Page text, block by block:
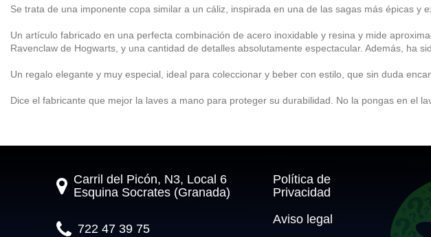
Se trata de una imponente copa similar a un cáliz, inspirada en una de las sagas más épicas y
Un artículo fabricado en una perfecta combinación de acero inoxidable y resina y mide
Ravenclaw de Hogwarts, y una cantidad de detalles absolutamente espectacular. Además, ha
Un regalo elegante y muy especial, ideal para coleccionar y beber con estilo, que sin duda
Dice el fabricante que mejor la laves a mano para proteger su durabilidad. No la pongas en el
Carril del Picón, N3, Local 6
Esquina Socrates (Granada)
722 47 39 75
Política de
Privacidad
Aviso legal